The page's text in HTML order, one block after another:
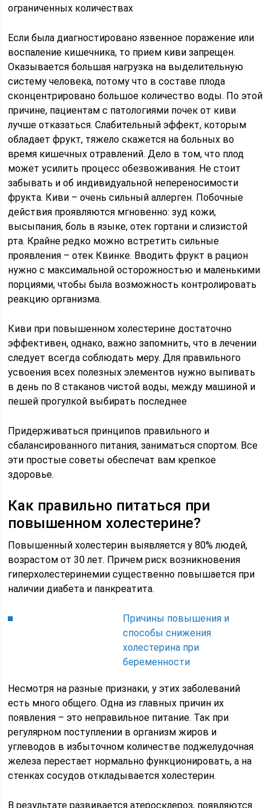
ограниченных количествах
Если была диагностировано язвенное поражение или
воспаление кишечника, то прием киви запрещен.
Оказывается большая нагрузка на выделительную
систему человека, потому что в составе плода
сконцентрировано большое количество воды. По этой
причине, пациентам с патологиями почек от киви
лучше отказаться. Слабительный эффект, которым
обладает фрукт, тяжело скажется на больных во
время кишечных отравлений. Дело в том, что плод
может усилить процесс обезвоживания. Не стоит
забывать и об индивидуальной непереносимости
фрукта. Киви – очень сильный аллерген. Побочные
действия проявляются мгновенно: зуд кожи,
высыпания, боль в языке, отек гортани и слизистой
рта. Крайне редко можно встретить сильные
проявления – отек Квинке. Вводить фрукт в рацион
нужно с максимальной осторожностью и маленькими
порциями, чтобы была возможность контролировать
реакцию организма.
Киви при повышенном холестерине достаточно
эффективен, однако, важно запомнить, что в лечении
следует всегда соблюдать меру. Для правильного
усвоения всех полезных элементов нужно выпивать
в день по 8 стаканов чистой воды, между машиной и
пешей прогулкой выбирать последнее
Придерживаться принципов правильного и
сбалансированного питания, заниматься спортом. Все
эти простые советы обеспечат вам крепкое
здоровье.
Как правильно питаться при
повышенном холестерине?
Повышенный холестерин выявляется у 80% людей,
возрастом от 30 лет. Причем риск возникновения
гиперхолестеринемии существенно повышается при
наличии диабета и панкреатита.
Причины повышения и
способы снижения
холестерина при
беременности
Несмотря на разные признаки, у этих заболеваний
есть много общего. Одна из главных причин их
появления – это неправильное питание. Так при
регулярном поступлении в организм жиров и
углеводов в избыточном количестве поджелудочная
железа перестает нормально функционировать, а на
стенках сосудов откладывается холестерин.
В результате развивается атеросклероз, появляются